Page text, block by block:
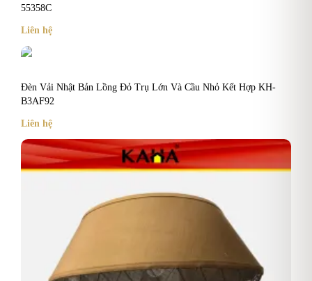
55358C
Liên hệ
Đèn Vải Nhật Bản Lồng Đỏ Trụ Lớn Và Cầu Nhỏ Kết Hợp KH-
B3AF92
Liên hệ